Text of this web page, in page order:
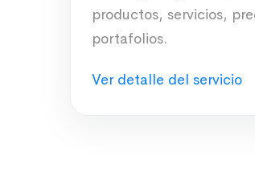
productos, servicios,
portafolios.
Ver detalle del servicio